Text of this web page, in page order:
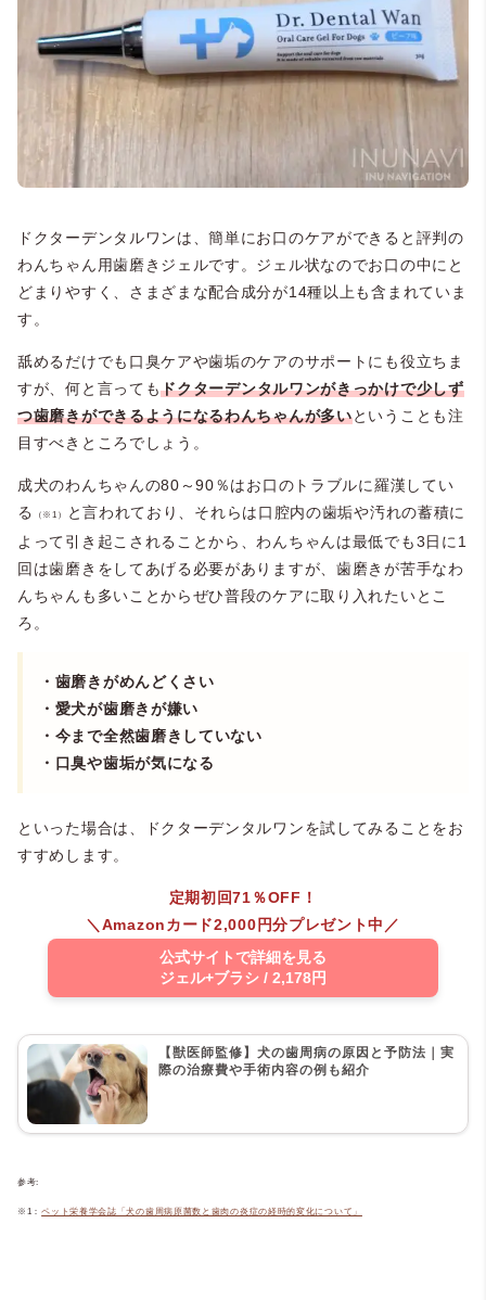
ドクターデンタルワンは、簡単にお口のケアができると評判の
わんちゃん用歯磨きジェルです。ジェル状なのでお口の中にと
どまりやすく、さまざまな配合成分が14種以上も含まれていま
す。
舐めるだけでも口臭ケアや歯垢のケアのサポートにも役立ちま
すが、何と言ってもドクターデンタルワンがきっかけで少しず
つ歯磨きができるようになるわんちゃんが多いということも注
目すべきところでしょう。
成犬のわんちゃんの80～90％はお口のトラブルに羅漢してい
る
（※1）
と言われており、それらは口腔内の歯垢や汚れの蓄積に
よって引き起こされることから、わんちゃんは最低でも3日に1
回は歯磨きをしてあげる必要がありますが、歯磨きが苦手なわ
んちゃんも多いことからぜひ普段のケアに取り入れたいとこ
ろ。
・歯磨きがめんどくさい
・愛犬が歯磨きが嫌い
・今まで全然歯磨きしていない
・口臭や歯垢が気になる
といった場合は、ドクターデンタルワンを試してみることをお
すすめします。
定期初回71％OFF！
＼Amazonカード2,000円分プレゼント中／
公式サイトで詳細を見る
ジェル+ブラシ / 2,178円
【獣医師監修】犬の歯周病の原因と予防法｜実
際の治療費や手術内容の例も紹介
参考:
※1：ペット栄養学会誌「犬の歯周病原菌数と歯肉の炎症の経時的変化について」